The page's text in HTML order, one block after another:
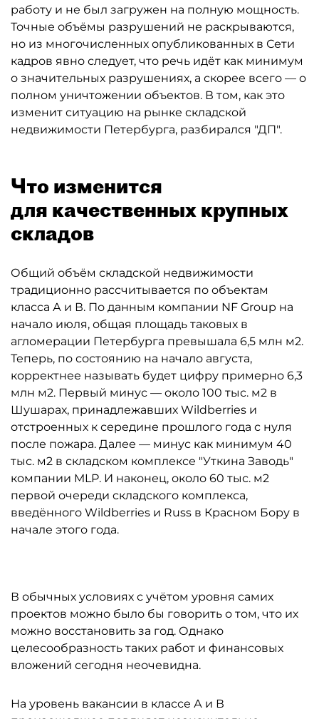
работу и не был загружен на полную мощность.
Точные объёмы разрушений не раскрываются,
но из многочисленных опубликованных в Сети
кадров явно следует, что речь идёт как минимум
о значительных разрушениях, а скорее всего — о
полном уничтожении объектов. В том, как это
изменит ситуацию на рынке складской
недвижимости Петербурга, разбирался "ДП".
Что изменится
для качественных крупных
складов
Общий объём складской недвижимости
традиционно рассчитывается по объектам
класса А и В. По данным компании NF Group на
начало июля, общая площадь таковых в
агломерации Петербурга превышала 6,5 млн м2.
Теперь, по состоянию на начало августа,
корректнее называть будет цифру примерно 6,3
млн м2. Первый минус — около 100 тыс. м2 в
Шушарах, принадлежавших Wildberries и
отстроенных к середине прошлого года с нуля
после пожара. Далее — минус как минимум 40
тыс. м2 в складском комплексе "Уткина Заводь"
компании MLP. И наконец, около 60 тыс. м2
первой очереди складского комплекса,
введённого Wildberries и Russ в Красном Бору в
начале этого года.
В обычных условиях с учётом уровня самих
проектов можно было бы говорить о том, что их
можно восстановить за год. Однако
целесообразность таких работ и финансовых
вложений сегодня неочевидна.
На уровень вакансии в классе А и В